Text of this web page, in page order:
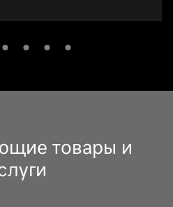
доступна только до
после чего люк остаётся
товары и